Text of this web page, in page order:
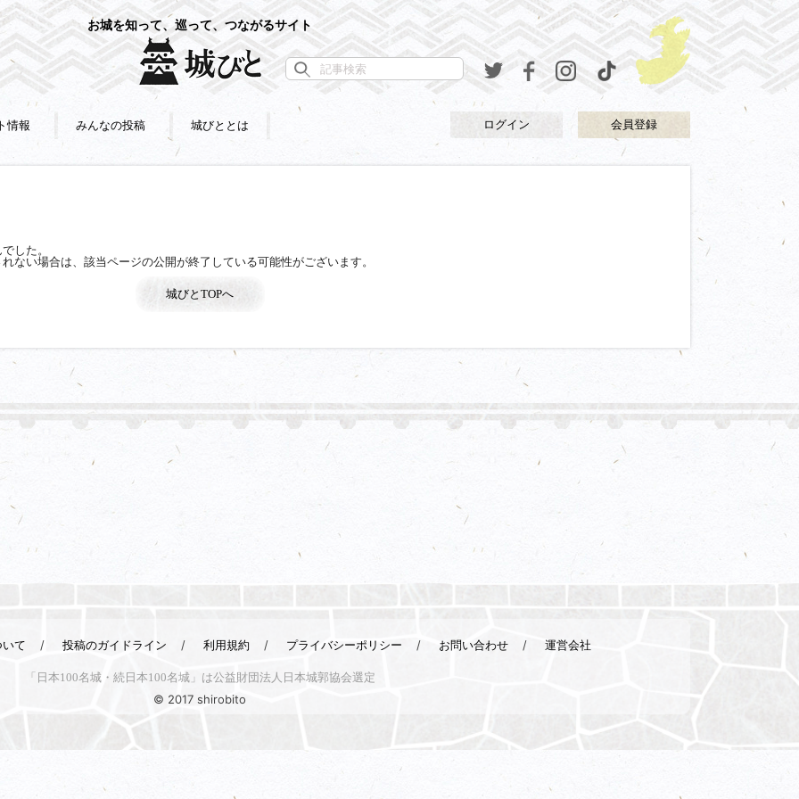
お城を知って、巡って、つながるサイト
情報 みんなの投稿 城びととは ログイン 会員登録
した。
ない場合は、該当ページの公開が終了している可能性がございます。
城びとTOPへ
て 投稿のガイドライン 利用規約 プライバシーポリシー お問い合わせ 運営会社
「日本100名城・続日本100名城」は公益財団法人日本城郭協会選定
© 2017 shirobito